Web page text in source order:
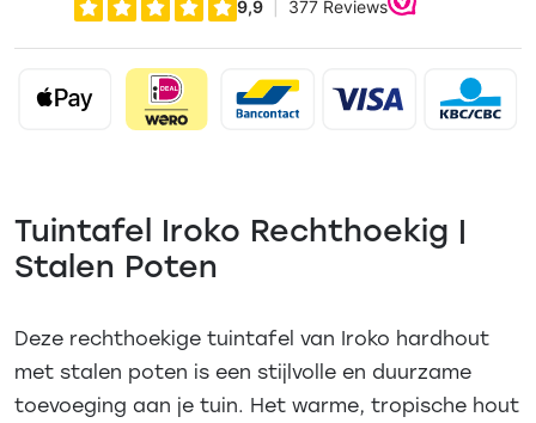
Tuintafel Iroko Rechthoekig |
Stalen Poten
Deze rechthoekige tuintafel van Iroko hardhout
met stalen poten is een stijlvolle en duurzame
toevoeging aan je tuin. Het warme, tropische hout